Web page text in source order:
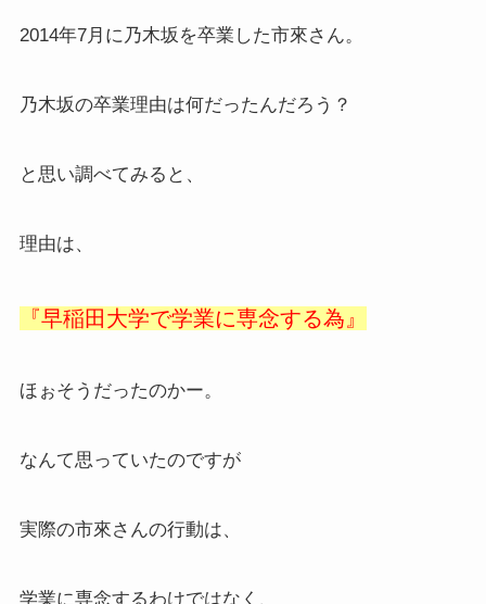
2014年7月に乃木坂を卒業した市來さん。
乃木坂の卒業理由は何だったんだろう？
と思い調べてみると、
理由は、
『早稲田大学で学業に専念する為』
ほぉそうだったのかー。
なんて思っていたのですが
実際の市來さんの行動は、
学業に専念するわけではなく、